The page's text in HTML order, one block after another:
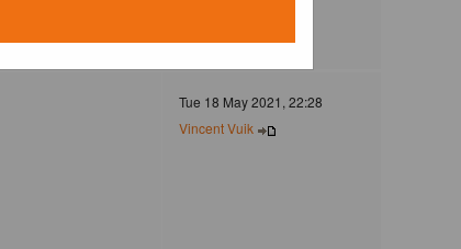
Tue 18 May 2021, 22:28
Vincent Vuik